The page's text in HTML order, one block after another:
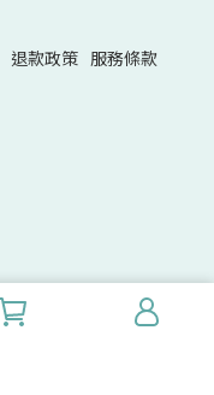
退款政策 服務條款